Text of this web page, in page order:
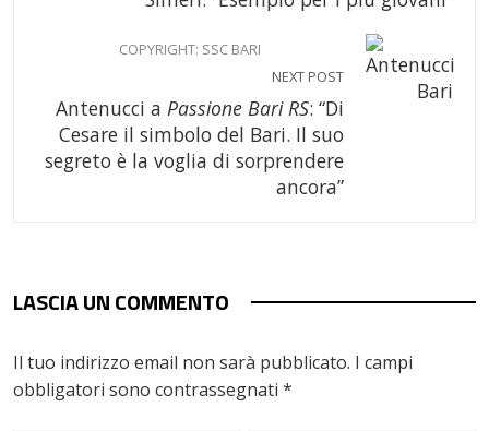
COPYRIGHT: SSC BARI
NEXT POST
Antenucci a Passione Bari RS: “Di
Cesare il simbolo del Bari. Il suo
segreto è la voglia di sorprendere
ancora”
LASCIA UN COMMENTO
Il tuo indirizzo email non sarà pubblicato. I campi
obbligatori sono contrassegnati *